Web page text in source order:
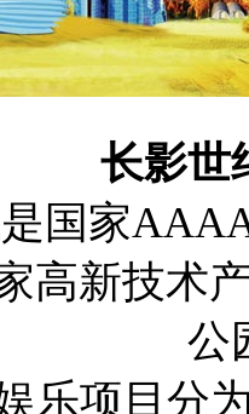
长影世
国家
高新技术
公
乐项目分